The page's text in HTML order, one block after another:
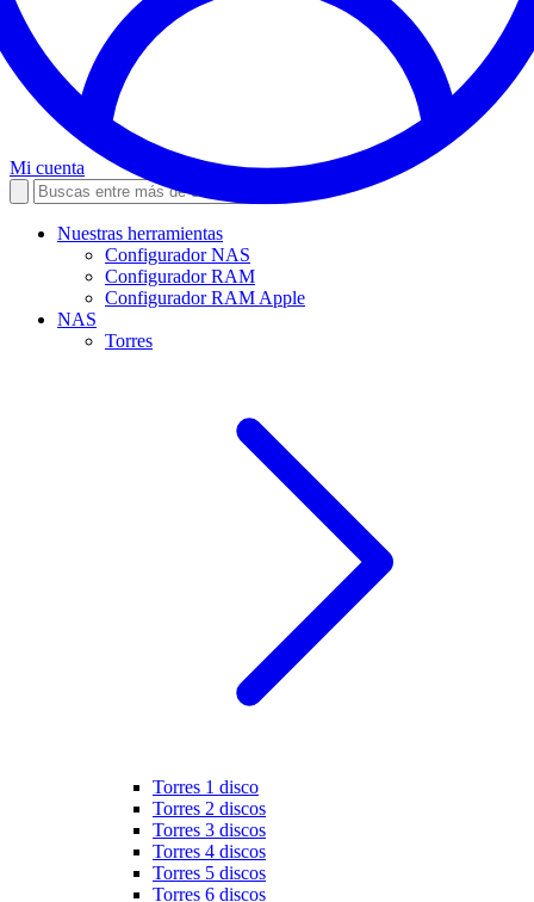
Mi cuenta
Nuestras herramientas
Configurador NAS
Configurador RAM
Configurador RAM Apple
NAS
Torres
Torres 1 disco
Torres 2 discos
Torres 3 discos
Torres 4 discos
Torres 5 discos
Torres 6 discos